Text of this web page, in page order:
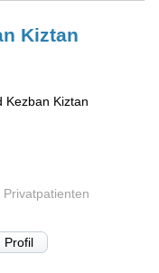
Kiztan
Kezban Kiztan
Privatpatienten
Profil